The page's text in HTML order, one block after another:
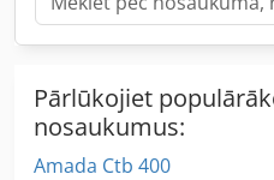
Pārlūkojiet
nosaukumus:
Amada Ctb 400